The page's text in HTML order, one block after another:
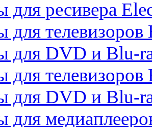
для ресивера
для телевизоров
для DVD и Blu-
для телевизоров
для DVD и Blu-
для